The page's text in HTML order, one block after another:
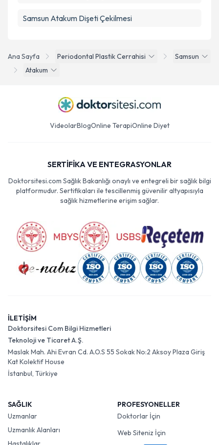
Ana Sayfa Periodontal Plastik Cerrahisi
Samsun
Atakum
Samsun Atakum Dişeti Çekilmesi
VideolarBlogOnline TerapiOnline Diyet
SERTİFİKA VE ENTEGRASYONLAR
Doktorsitesi.com Sağlık Bakanlığı onaylı ve entegreli bir sağlık bilgi
platformudur. Sertifikaları ile tescillenmiş güvenilir altyapısıyla
sağlık hizmetlerine erişim sağlar.
İLETİŞİM
Doktorsitesi Com Bilgi Hizmetleri
Teknoloji ve Ticaret A.Ş.
Maslak Mah. Ahi Evran Cd. A.O.S 55 Sokak No:2 Aksoy Plaza Giriş
Kat Kolektif House
İstanbul, Türkiye
SAĞLIK
Uzmanlar
Uzmanlık Alanları
PROFESYONELLER
Doktorlar İçin
Web Siteniz İçin